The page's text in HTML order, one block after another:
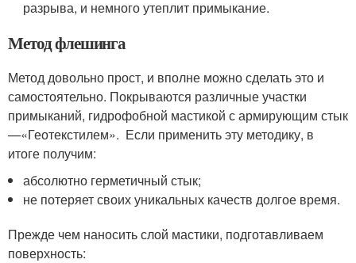
разрыва, и немного утеплит примыкание.
Метод флешинга
Метод довольно прост, и вполне можно сделать это и
самостоятельно. Покрываются различные участки
примыканий, гидрофобной мастикой с армирующим стык
—«Геотекстилем». Если применить эту методику, в
итоге получим:
абсолютно герметичный стык;
не потеряет своих уникальных качеств долгое время.
Прежде чем наносить слой мастики, подготавливаем
поверхность: